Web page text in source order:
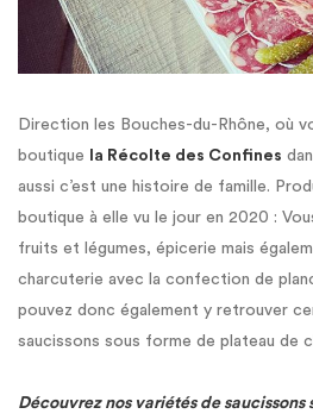
Direction les Bouches-du-Rhône, où
boutique
la Récolte des Confines
aussi c’est une histoire de famille.
boutique à elle vu le jour en 2020 :
fruits et légumes, épicerie mais
charcuterie avec la confection de
pouvez donc également y retrouver
saucissons sous forme de plateau de
Découvrez nos variétés de saucissons